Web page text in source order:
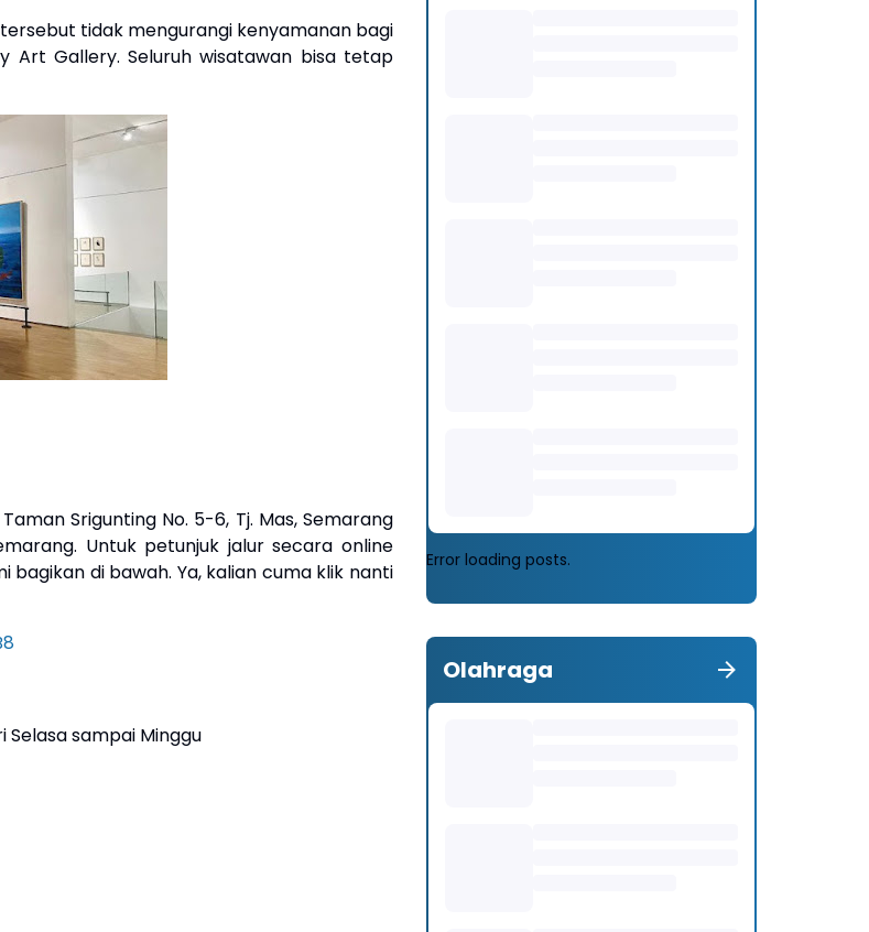
tidak mengurangi kenyamanan bagi
Art Gallery. Seluruh wisatawan bisa tetap
Srigunting No. 5-6, Tj. Mas, Semarang
Untuk petunjuk jalur secara online
di bawah. Ya, kalian cuma klik nanti
Selasa sampai Minggu
Error loading posts.
Olahraga